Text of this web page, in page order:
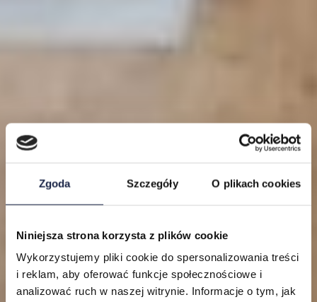
Zgoda Szczegóły O plikach cookies
Niniejsza strona korzysta z plików cookie
Wykorzystujemy pliki cookie do spersonalizowania treści
i reklam, aby oferować funkcje społecznościowe i
analizować ruch w naszej witrynie. Informacje o tym, jak
Lokalizacje
Mieszkania